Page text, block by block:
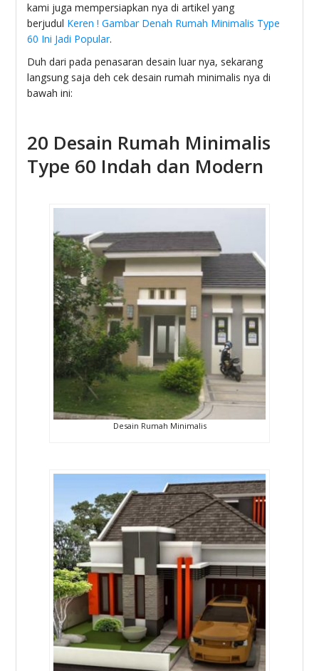
kami juga mempersiapkan nya di artikel yang
berjudul Keren ! Gambar Denah Rumah Minimalis Type
60 Ini Jadi Popular.
Duh dari pada penasaran desain luar nya, sekarang
langsung saja deh cek desain rumah minimalis nya di
bawah ini:
20 Desain Rumah Minimalis
Type 60 Indah dan Modern
Desain Rumah Minimalis